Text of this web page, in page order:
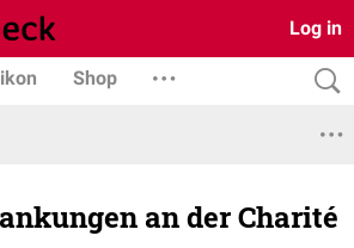
Log in
Shop
an der Charité